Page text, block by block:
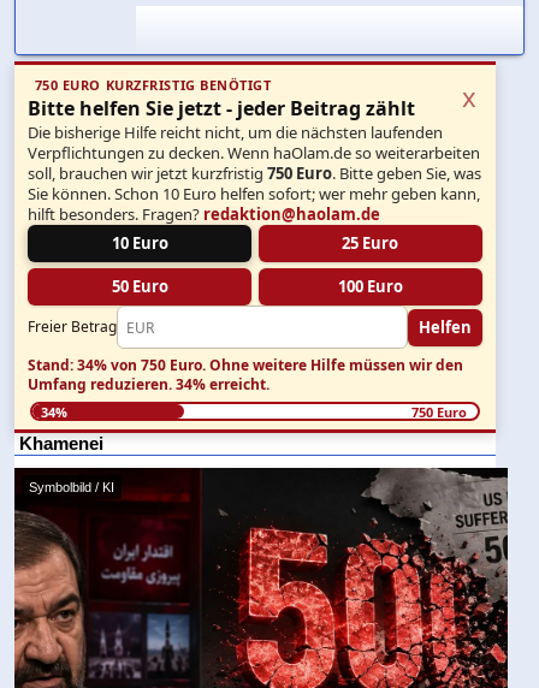
750 EURO KURZFRISTIG BENÖTIGT
Bitte helfen Sie jetzt - jeder Beitrag zählt
Die bisherige Hilfe reicht nicht, um die nächsten laufenden
Verpflichtungen zu decken. Wenn haOlam.de so weiterarbeiten
soll, brauchen wir jetzt kurzfristig750 Euro. Bitte geben Sie, was
Sie können. Schon 10 Euro helfen sofort; wer mehr geben kann,
hilft besonders. Fragen? redaktion@haolam.de
10 Euro
25 Euro
50 Euro 100 Euro
Freier Betrag Helfen
x
Stand: 34% von 750 Euro.Ohne weitere Hilfe müssen wir den
Umfang reduzieren.34% erreicht.
34% 750 Euro
Khamenei
Symbolbild / KI